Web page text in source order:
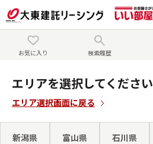
お気に入り 検索履歴
エリアを選択してください
エリア選択画面に戻る
新潟県 富山県 石川県